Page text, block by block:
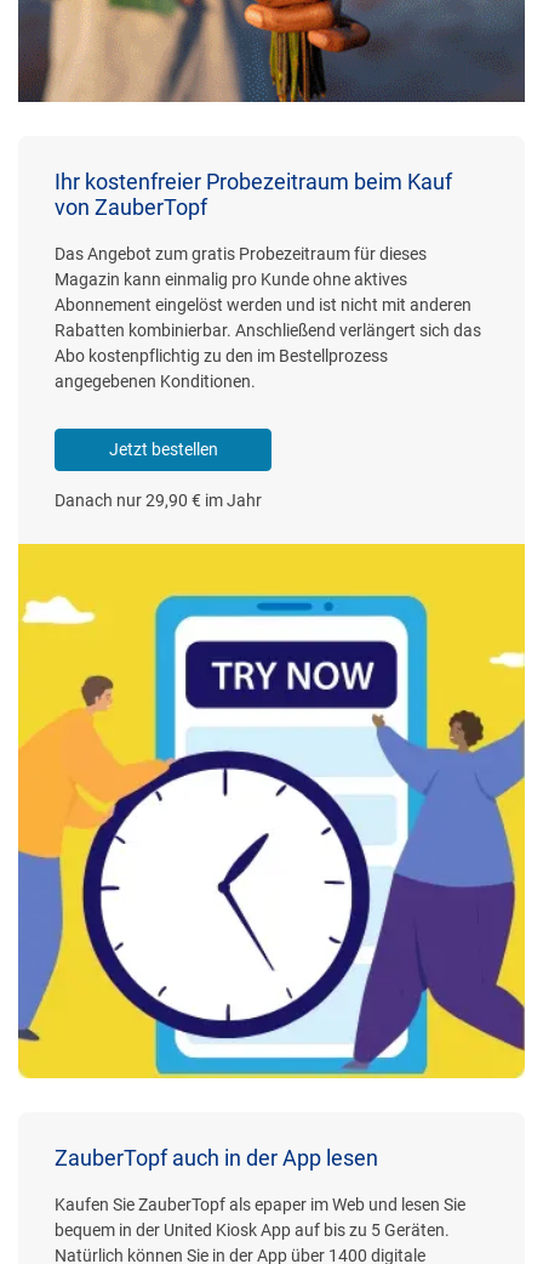
Ihr kostenfreier Probezeitraum beim Kauf
von ZauberTopf
Das Angebot zum gratis Probezeitraum für dieses
Magazin kann einmalig pro Kunde ohne aktives
Abonnement eingelöst werden und ist nicht mit anderen
Rabatten kombinierbar. Anschließend verlängert sich das
Abo kostenpflichtig zu den im Bestellprozess
angegebenen Konditionen.
Jetzt bestellen
Danach nur 29,90 € im Jahr
ZauberTopf auch in der App lesen
Kaufen Sie ZauberTopf als epaper im Web und lesen Sie
bequem in der United Kiosk App auf bis zu 5 Geräten.
Natürlich können Sie in der App über 1400 digitale